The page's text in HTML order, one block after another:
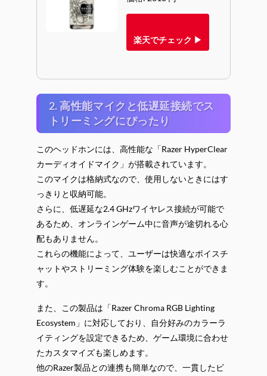
楽天でチェック ▶
2. 高性能マイクと低遅延接続でス
トリーミングにぴったり
このヘッドホンには、高性能な「Razer HyperClear
カーディオイドマイク」が搭載されています。
このマイクは格納式なので、使用しないときにはす
っきりと収納可能。
さらに、低遅延な2.4 GHzワイヤレス接続が可能で
あるため、オンラインゲーム中に音声が途切れる心
配もありません。
これらの機能によって、ユーザーは快適なボイスチ
ャットやストリーミング体験を楽しむことができま
す。
また、この製品は「Razer Chroma RGB Lighting
Ecosystem」に対応しており、自分好みのカラーラ
イティングを設定できるため、ゲーム環境に合わせ
たカスタマイズも楽しめます。
他のRazer製品との連携も簡単なので、一貫したビ